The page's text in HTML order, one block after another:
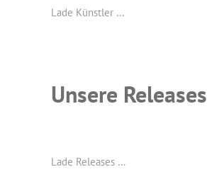
Lade Künstler …
Unsere Releases
Lade Releases …